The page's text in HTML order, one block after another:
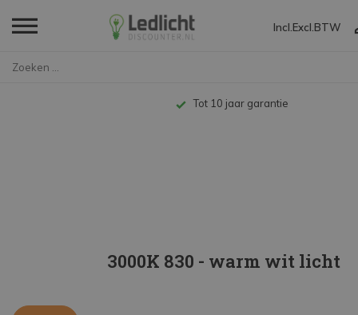
Incl. Excl. BTW
Tot 10 jaar garantie
3000K 830 - warm wit licht